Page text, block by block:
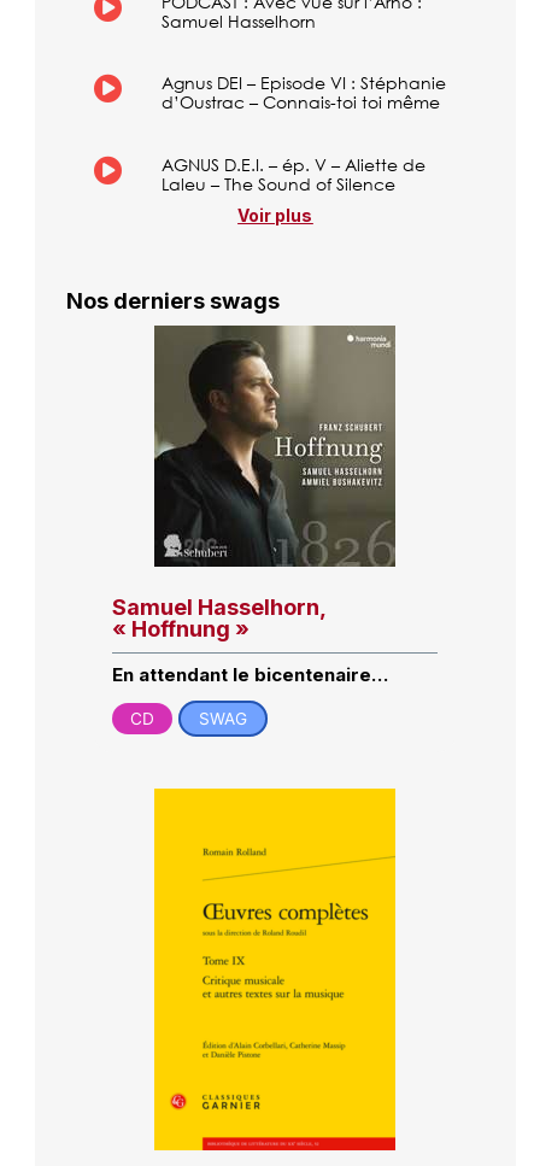
Samuel Hasselhorn
Agnus DEI – Episode VI : Stéphanie
d’Oustrac – Connais-toi toi même
AGNUS D.E.I. – ép. V – Aliette de
Laleu – The Sound of Silence
Voir plus
Nos derniers swags
Samuel Hasselhorn,
« Hoffnung »
En attendant le bicentenaire…
CD SWAG